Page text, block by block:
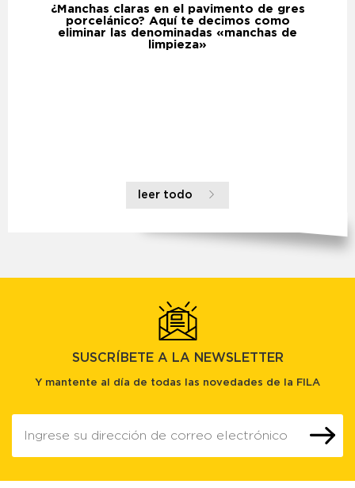
¿Manchas claras en el pavimento de gres
porcelánico? Aquí te decimos como
eliminar las denominadas «manchas de
limpieza»
leer todo
SUSCRÍBETE A LA NEWSLETTER
Y mantente al día de todas las novedades de la FILA